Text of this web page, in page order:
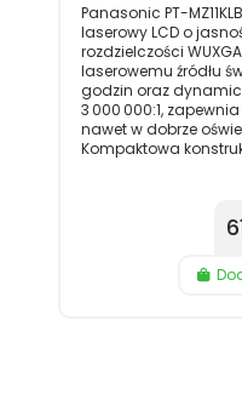
Panasonic PT-
laserowy LCD o
rozdzielczości
laserowemu źródłu
godzin oraz
3 000 000:1,
nawet w dobrze
Kompaktowa